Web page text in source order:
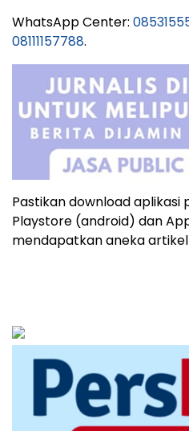
WhatsApp Center:
08111157788.
Pastikan download
Playstore (android) dan
mendapatkan aneka